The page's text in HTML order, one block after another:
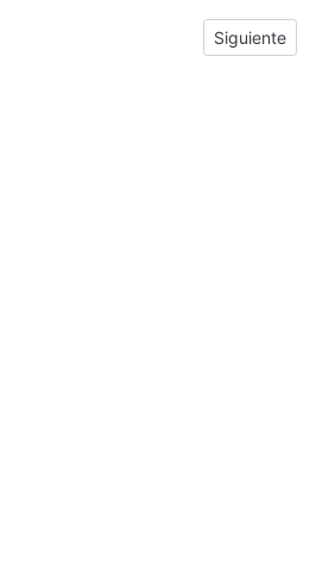
Crónica del tercer y cuarto día de
Next article:
Siguiente